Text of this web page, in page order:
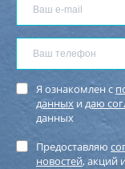
Я ознакомлен с
данных идаю
данных
Предоставляю
новостей, акций